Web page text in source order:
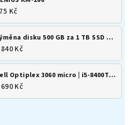
Kč
Výměna disku 500 GB za 1 TB SSD M.2 NVMe
Kč
Dell Optiplex 3060 micro | i5-8400T | 8GB | 256GB SSD | Win 11
Kč